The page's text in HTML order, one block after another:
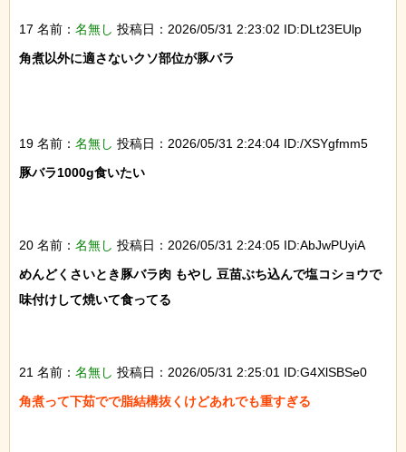
17 名前： 名無し 投稿日：2026/05/31 2:23:02 ID:DLt23EUlp
角煮以外に適さないクソ部位が豚バラ
19 名前： 名無し 投稿日：2026/05/31 2:24:04 ID:/XSYgfmm5
豚バラ1000g食いたい
20 名前： 名無し 投稿日：2026/05/31 2:24:05 ID:AbJwPUyiA
めんどくさいとき豚バラ肉 もやし 豆苗ぶち込んで塩コショウで
味付けして焼いて食ってる
21 名前： 名無し 投稿日：2026/05/31 2:25:01 ID:G4XlSBSe0
角煮って下茹でで脂結構抜くけどあれでも重すぎる